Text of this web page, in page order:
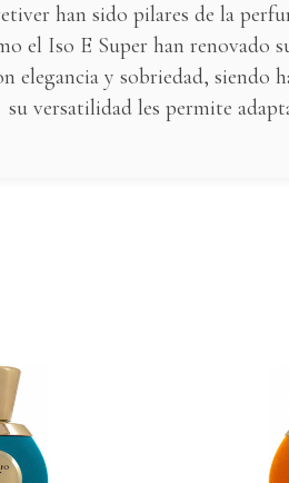
han sido pilares de la
el Iso E Super han renovado
elegancia y sobriedad, siendo
su versatilidad les permite